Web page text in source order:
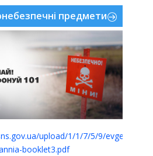
предмети
upload/1/1/7/5/9/evgen-
booklet3.pdf